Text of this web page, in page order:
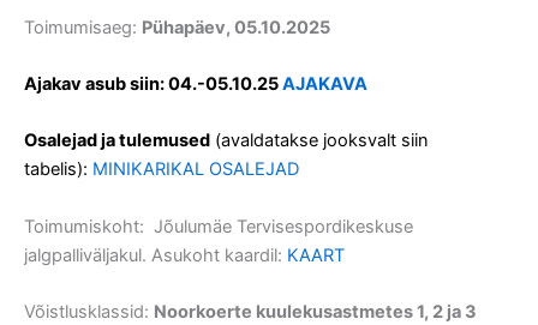
Toimumisaeg: Pühapäev, 05.10.2025
Ajakav asub siin: 04.-05.10.25AJAKAVA
Osalejad ja tulemused (avaldatakse jooksvalt siin
tabelis): MINIKARIKAL OSALEJAD
Toimumiskoht: Jõulumäe Tervisespordikeskuse
jalgpalliväljakul. Asukoht kaardil: KAART
Võistlusklassid: Noorkoerte kuulekusastmetes 1, 2 ja 3